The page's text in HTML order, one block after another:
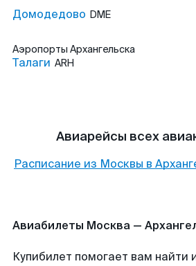
Домодедово DME
Аэропорты Архангельска
Талаги ARH
Авиарейсы всех
Расписание из Москвы в
Авиабилеты Москва —
Купибилет помогает вам найти